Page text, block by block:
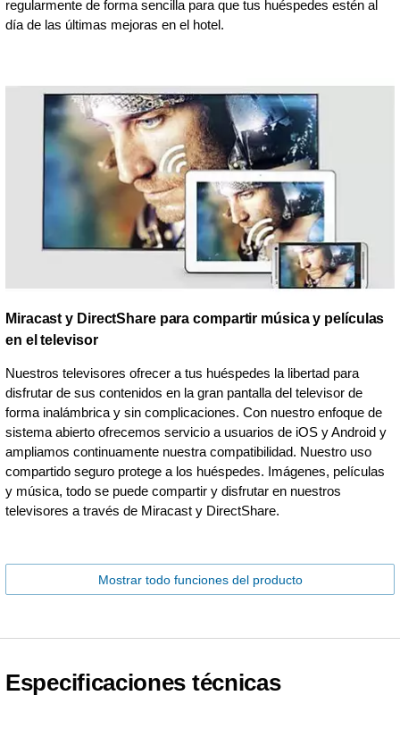
regularmente de forma sencilla para que tus huéspedes estén al
día de las últimas mejoras en el hotel.
Miracast y DirectShare para compartir música y películas
en el televisor
Nuestros televisores ofrecer a tus huéspedes la libertad para
disfrutar de sus contenidos en la gran pantalla del televisor de
forma inalámbrica y sin complicaciones. Con nuestro enfoque de
sistema abierto ofrecemos servicio a usuarios de iOS y Android y
ampliamos continuamente nuestra compatibilidad. Nuestro uso
compartido seguro protege a los huéspedes. Imágenes, películas
y música, todo se puede compartir y disfrutar en nuestros
televisores a través de Miracast y DirectShare.
Mostrar todo funciones del producto
Especificaciones técnicas